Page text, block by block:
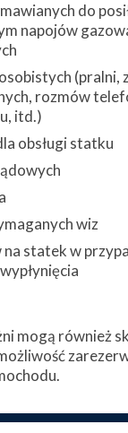
do
napojów
(pralni,
rozmów
itd.)
obsługi statku
wiz
statek w
mogą również